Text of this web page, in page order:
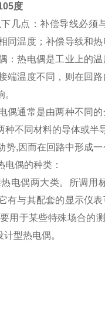
度
几点：补偿导线必须
同温度；补偿导线和
：热电偶是工业上的
端温度不同，则在回
偶通常是由两种不同
种不同材料的导体或
势,因而在回路中形成
偶的种类：
电偶两大类。所调
有与其配套的显示仪
用于某些特殊场合的
型热电偶。